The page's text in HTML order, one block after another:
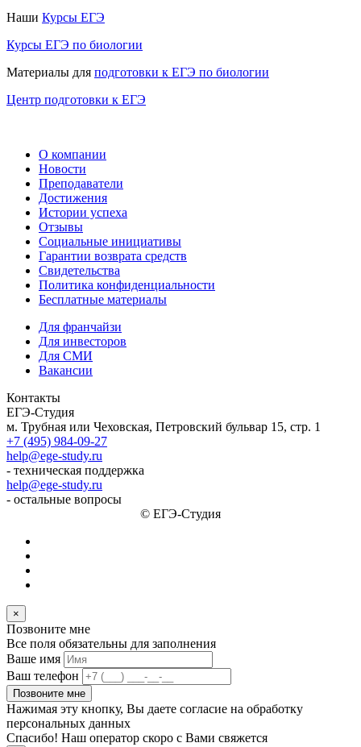
Наши Курсы ЕГЭ
Курсы ЕГЭ по биологии
Материалы для подготовки к ЕГЭ по биологии
Центр подготовки к ЕГЭ
О компании
Новости
Преподаватели
Достижения
Истории успеха
Отзывы
Социальные инициативы
Гарантии возврата средств
Свидетельства
Политика конфиденциальности
Бесплатные материалы
Для франчайзи
Для инвесторов
Для СМИ
Вакансии
Контакты
ЕГЭ-Студия
м. Трубная или Чеховская, Петровский бульвар 15, стр. 1
+7 (495) 984-09-27
help@ege-study.ru
- техническая поддержка
help@ege-study.ru
- остальные вопросы
© ЕГЭ-Студия
×
Позвоните мне
Все поля обязательны для заполнения
Ваше имя
Ваш телефон
Позвоните мне
Нажимая эту кнопку, Вы даете согласие на обработку
персональных данных
Спасибо! Наш оператор скоро с Вами свяжется